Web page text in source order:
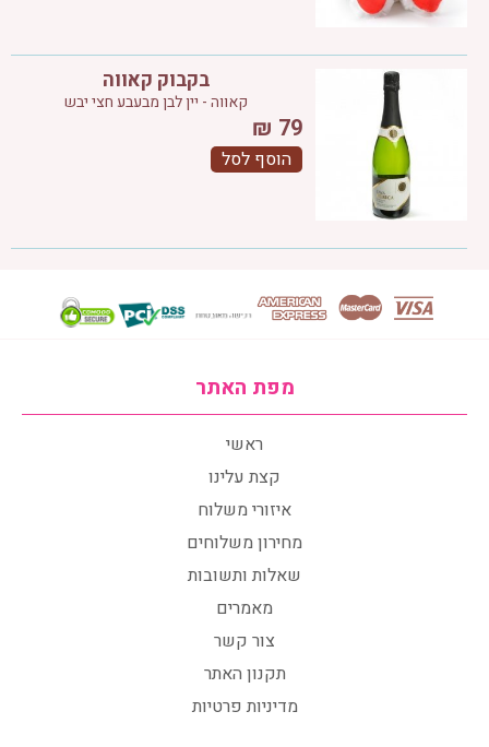
בקבוק קאווה
קאווה - יין לבן מבעבע חצי יבש
79
₪
הוסף לסל
מפת האתר
ראשי
קצת עלינו
איזורי משלוח
מחירון משלוחים
שאלות ותשובות
מאמרים
צור קשר
תקנון האתר
מדיניות פרטיות